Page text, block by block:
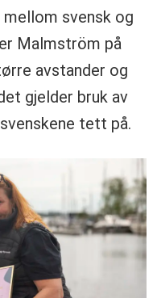
svensk og
Malmström på
avstander og
gjelder bruk av
tett på.